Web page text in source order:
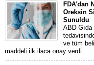
FDA’dan
Oreksin
Sunuldu
ABD
ve tüm
maddeli ilk ilaca onay verdi.